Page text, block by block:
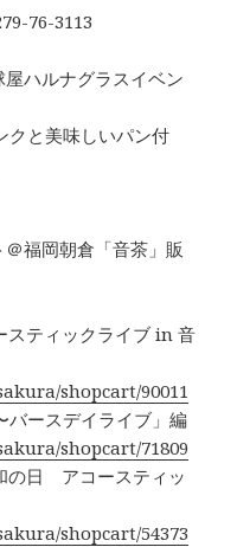
76-3113
屋ハルナグラスイベン
と美味しいパン付
福岡朝倉「音茶」販
スティックライブ in 音
shopcart/90011
バースデイライブ」編
shopcart/71809
の日 アコースティッ
shopcart/54373